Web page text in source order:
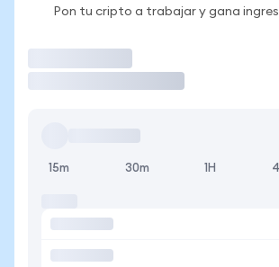
Pon tu cripto a trabajar y gana
15m 30m 1H